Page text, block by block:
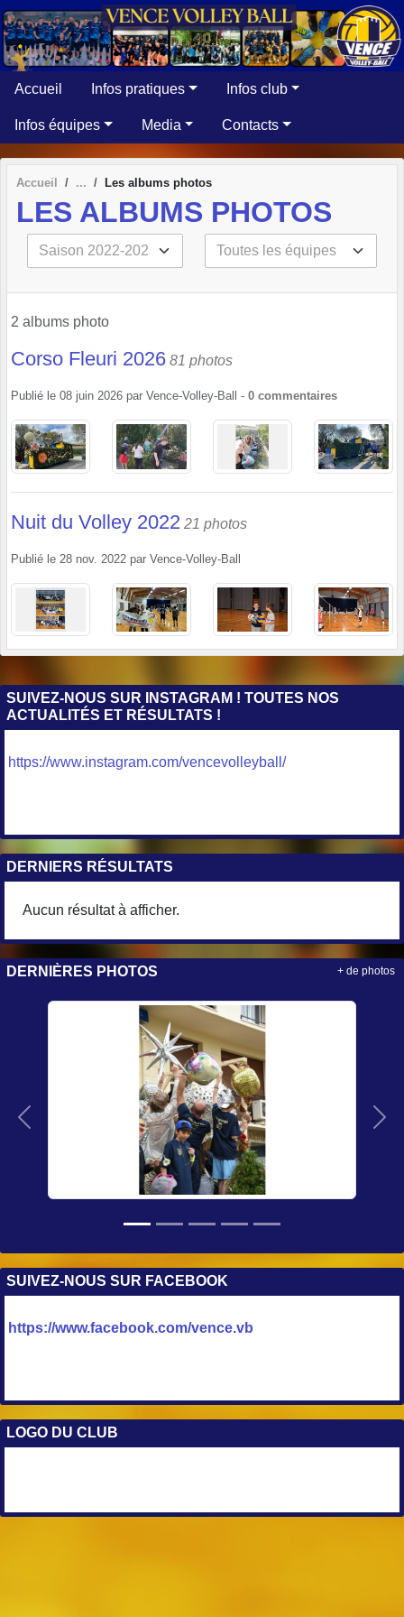
Accueil Infos pratiques Infos club
Infos équipes Media Contacts
Accueil Les albums photos
LES ALBUMS PHOTOS
2 albums photo
Corso Fleuri 2026 81 photos
Publié le 08 juin 2026 par Vence-Volley-Ball - 0 commentaires
Nuit du Volley 2022 21 photos
Publié le 28 nov. 2022 par Vence-Volley-Ball
SUIVEZ-NOUS SUR INSTAGRAM ! TOUTES NOS
ACTUALITÉS ET RÉSULTATS !
https://www.instagram.com/vencevolleyball/
DERNIERS RÉSULTATS
Aucun résultat à afficher.
DERNIÈRES PHOTOS
Précedent
+ de photos
SUIVEZ-NOUS SUR FACEBOOK
https://www.facebook.com/vence.vb
LOGO DU CLUB
Panneau de gestion des cookies